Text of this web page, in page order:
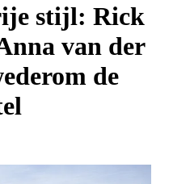
stijl: Rick
van der
de